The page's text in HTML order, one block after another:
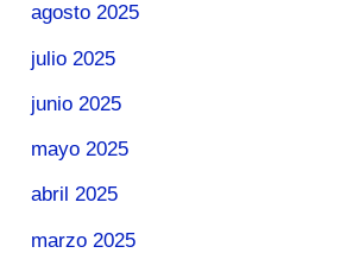
agosto 2025
julio 2025
junio 2025
mayo 2025
abril 2025
marzo 2025